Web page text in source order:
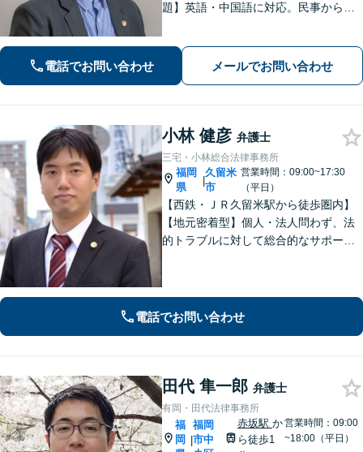
題】英語・中国語に対応。民事から刑
認定など実績多数【税務訴訟】税務調
査や審査請求、国際税務も対応可能
電話でお問い合わせ メールでお問い合わせ
小林 健彦 弁護士
三宅・小林総合法律事務所
福岡
県
|
久留米
市
営業時間：09:00~17:30
（平日）
【西鉄・ＪＲ久留米駅から徒歩圏内】
【地元密着型】個人・法人問わず、法
的トラブルに対して総合的なサポート
電話でお問い合わせ
田代 隼一郎 弁護士
有岡・田代法律事務所
福
岡 |
福岡
市中
赤坂駅 か
ら徒歩1
営業時間：09:00
~18:00（平日）